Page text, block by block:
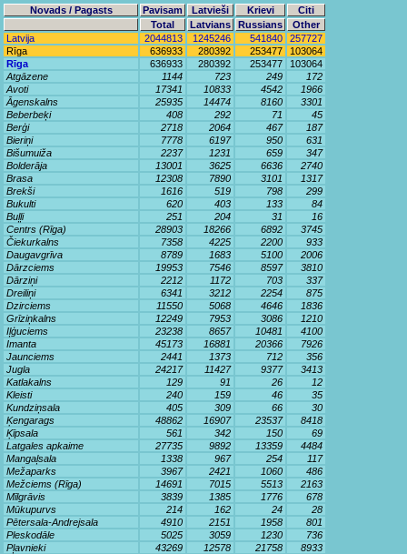
Novads / Pagasts Pavisam Latvieši Krievi
Citi
Total
Latvians Russians
Other
Latvija
2044813 1245246 541840
257727
Rīga
636933 280392 253477
103064
Rīga
636933 280392 253477
103064
Atgāzene
1144 723 249
172
Avoti
17341 10833 4542
1966
Āgenskalns
25935 14474 8160
3301
Beberbeķi
408 292 71
45
Berģi
2718 2064 467
187
Bieriņi
7778 6197 950
631
Bišumuiža
2237 1231 659
347
Bolderāja
13001 3625 6636
2740
Brasa
12308 7890 3101
1317
Brekši
1616 519 798
299
Bukulti
620 403 133
84
Buļļi
251 204 31
16
Centrs (Rīga)
28903 18266 6892
3745
Čiekurkalns
7358 4225 2200
933
Daugavgrīva
8789 1683 5100
2006
Dārzciems
19953 7546 8597
3810
Dārziņi
2212 1172 703
337
Dreiliņi
6341 3212 2254
875
Dzirciems
11550 5068 4646
1836
Grīziņkalns
12249 7953 3086
1210
Iļģuciems
23238 8657 10481
4100
Imanta
45173 16881 20366
7926
Jaunciems
2441 1373 712
356
Jugla
24217 11427 9377
3413
Katlakalns
129 91 26
12
Kleisti
240 159 46
35
Kundziņsala
405 309 66
30
Ķengarags
48862 16907 23537
8418
Ķīpsala
561 342 150
69
Latgales apkaime
27735 9892 13359
4484
Mangaļsala
1338 967 254
117
Mežaparks
3967 2421 1060
486
Mežciems (Rīga)
14691 7015 5513
2163
Mīlgrāvis
3839 1385 1776
678
Mūkupurvs
214 162 24
28
Pētersala-Andrejsala
4910 2151 1958
801
Pleskodāle
5025 3059 1230
736
Pļavnieki
43269 12578 21758
8933